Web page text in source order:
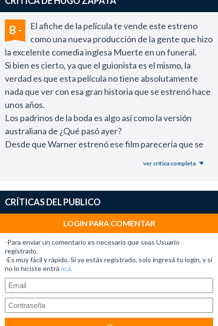
B -
El afiche de la película te vende este estreno
como una nueva producción de la gente que hizo
la excelente comedia inglesa Muerte en un funeral.
Si bien es cierto, ya que el guionista es el mismo, la
verdad es que esta película no tiene absolutamente
nada que ver con esa gran historia que se estrenó hace
unos años.
Los padrinos de la boda es algo así como la versión
australiana de ¿Qué pasó ayer?
Desde que Warner estrenó ese film parecería que se
drogas son elementos principales para generar risa.
funeral que estaba más en sintonía con el humor inglés
tradicional.
Esta producción en cambio está emparentada con el
estilo que vienen teniendo las últimas comedias
hollywoodenses.
Si en el super clásico de Tom Hanks, Despedida de
soltero, en la trama tenías a un burro y en ¿Qué paso
ayer? un tigre, acá hay situaciones graciosas con una
ver crítica completa
CRÍTICAS DEL PUBLICO
LOGIN PARA COMENTAR
-Para enviar un comentario es necesario que seas Usuario
registrado.
-Es muy fácil y rápido. Si ya estás registrado, solo ingresá tu login, y si
no lo hiciste entrá acá.